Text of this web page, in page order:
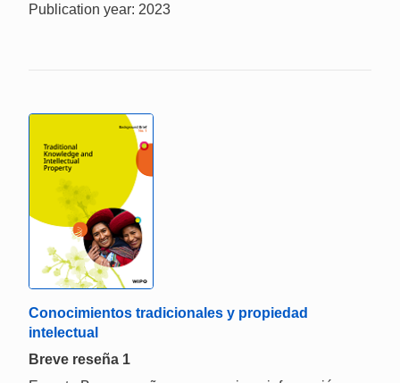
Publication year: 2023
Conocimientos tradicionales y propiedad
intelectual
Breve reseña 1